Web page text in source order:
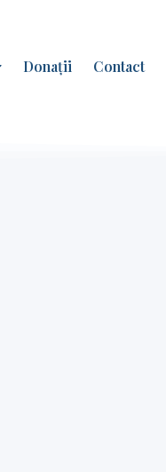
Donații Contact